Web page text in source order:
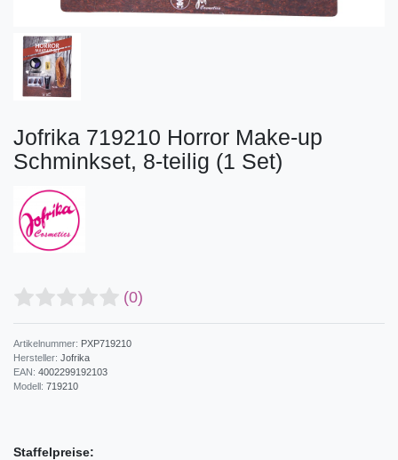
Jofrika 719210 Horror Make-up
Schminkset, 8-teilig (1 Set)
(0)
Artikelnummer: PXP719210
Hersteller: Jofrika
EAN: 4002299192103
Modell: 719210
Staffelpreise: